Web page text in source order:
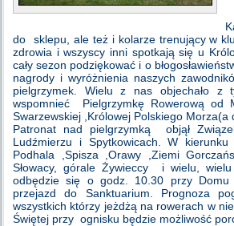
do sklepu, ale też i kolarze trenujący w
zdrowia i wszyscy inni spotkają się u
cały sezon podziękować i o
nagrody i wyróżnienia naszych
pielgrzymek. Wielu z nas objechało z
wspomnieć Pielgrzymkę Rowerową
Swarzewskiej ,Królowej Polskiego Morza(a
Patronat nad pielgrzymką objął
Ludźmierzu i Spytkowicach. W
Podhala ,Spisza ,Orawy ,Ziemi
Słowacy, górale Żywieccy i wielu,
odbędzie się o godz. 10.30 przy Domu
przejazd do Sanktuarium. Prognoza
wszystkich którzy jeżdżą na rowerach w
Świętej przy ognisku będzie możliwość